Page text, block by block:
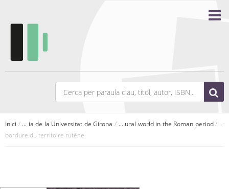
Inici / ... ia de la Universitat de Girona / ... ural world in the Roman period/ ...
bordure du territoire rutène